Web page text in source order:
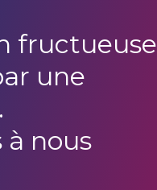
fructueuse
une
à nous